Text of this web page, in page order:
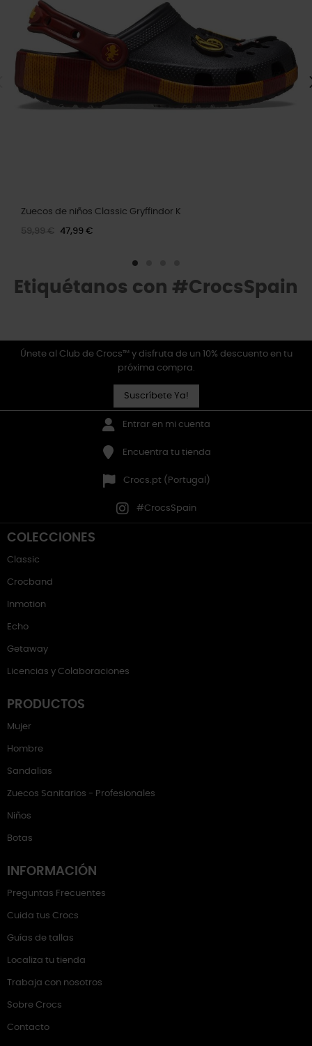
Zuecos de niños Classic Gryffindor K
59,99 € 47,99 €
Etiquétanos con #CrocsSpain
Únete al Club de Crocs™ y disfruta de un 10% descuento en tu
próxima compra.
Suscríbete Ya!
Entrar en mi cuenta
Encuentra tu tienda
Crocs.pt (Portugal)
#CrocsSpain
COLECCIONES
Classic
Crocband
Inmotion
Echo
Getaway
Licencias y Colaboraciones
PRODUCTOS
Mujer
Hombre
Sandalias
Zuecos Sanitarios - Profesionales
Niños
Botas
INFORMACIÓN
Preguntas Frecuentes
Cuida tus Crocs
Guías de tallas
Localiza tu tienda
Trabaja con nosotros
Sobre Crocs
Contacto